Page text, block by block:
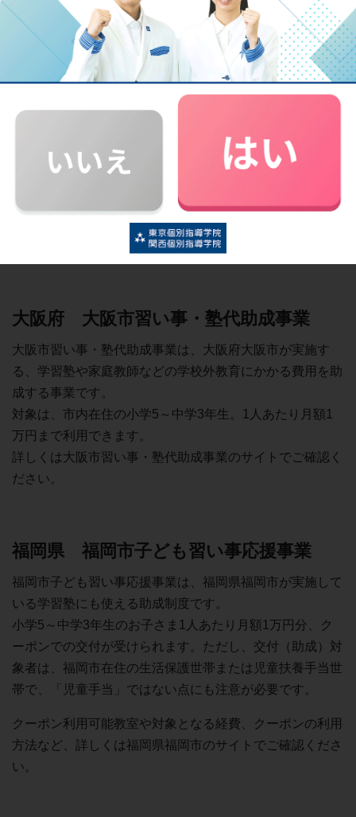
多摩市スタディクーポン
多摩市スタディクーポンは、東京都多摩市区で利用できる
クーポンです。学習塾等にかかる経費を、令和5（2023）
年度からクーポン券で支給しています。
対象は、生活保護受給世帯の小学生、中学生、高校生で
一人当たりのクーポン提供額は、小学生・中学1～2年生が
生が20万円済となっています。
詳しい利用条件や申請方法などは多摩市にてご確認くださ
大阪府 大阪市習い事・塾代助成事業
大阪市習い事・塾代助成事業は、大阪府大阪市が実施す
る、学習塾や家庭教師などの学校外教育にかかる費用を助
成する事業です。
対象は、市内在住の小学5～中学3年生。1人あたり月額1
万円まで利用できます。
詳しくは大阪市習い事・塾代助成事業のサイトでご確認く
ださい。
福岡県 福岡市子ども習い事応援事業
福岡市子ども習い事応援事業は、福岡県福岡市が実施して
いる学習塾にも使える助成制度です。
小学5～中学3年生のお子さま1人あたり月額1万円分、ク
ーポンでの交付が受けられます。ただし、交付（助成）対
象者は、福岡市在住の生活保護世帯または児童扶養手当世
帯で、「児童手当」ではない点にも注意が必要です。
クーポン利用可能教室や対象となる経費、クーポンの利用
方法など、詳しくは福岡県福岡市のサイトでご確認くださ
い。